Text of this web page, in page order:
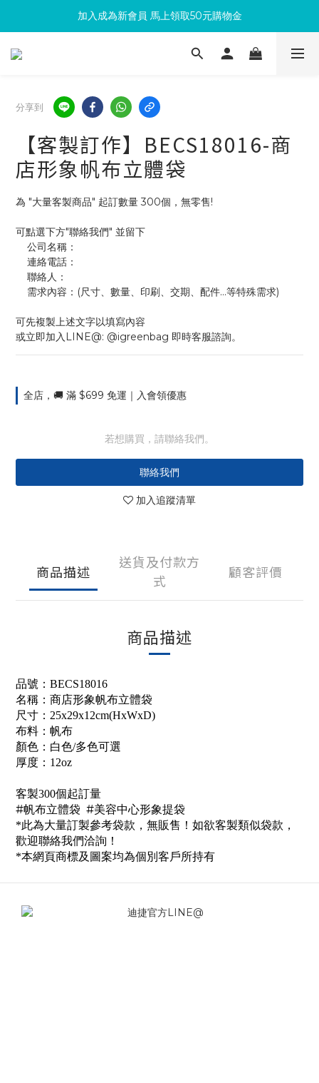
滿300回饋10%購物金
加入成為新會員 馬上領取50元購物金
滿300回饋10%購物金
分享到
【客製訂作】BECS18016-商
店形象帆布立體袋
為 "大量客製商品" 起訂數量 300個，無零售!
可點選下方"聯絡我們" 並留下
    公司名稱：
    連絡電話：
    聯絡人：
    需求內容：(尺寸、數量、印刷、交期、配件...等特殊需求)
可先複製上述文字以填寫內容
或立即加入LINE@: @igreenbag 即時客服諮詢。
全店，🚚 滿 $699 免運｜入會領優惠
若想購買，請聯絡我們。
聯絡我們
加入追蹤清單
商品描述
送貨及付款方
式
顧客評價
商品描述
品號：BECS18016
名稱：商店形象帆布立體袋
尺寸：25x29x12cm(HxWxD)
布料：帆布
顏色：白色/多色可選
厚度：12oz
客製300個起訂量
#帆布立體袋 #美容中心形象提袋
*此為大量訂製參考袋款，無販售！如欲客製類似袋款，
歡迎聯絡我們洽詢！
*本網頁商標及圖案均為個別客戶所持有